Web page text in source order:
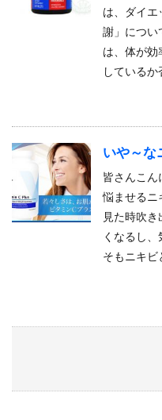
は、ダイエ
謝」につい
は、体が効
している
いや～な
皆さんこん
悩ませる
見た時吹
くなるし
そもニキビ